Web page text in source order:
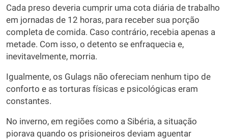
Cada preso deveria cumprir uma cota diária de trabalho
em jornadas de 12 horas, para receber sua porção
completa de comida. Caso contrário, recebia apenas a
metade. Com isso, o detento se enfraquecia e,
inevitavelmente, morria.
Igualmente, os Gulags não ofereciam nenhum tipo de
conforto e as torturas físicas e psicológicas eram
constantes.
No inverno, em regiões como a Sibéria, a situação
piorava quando os prisioneiros deviam aguentar